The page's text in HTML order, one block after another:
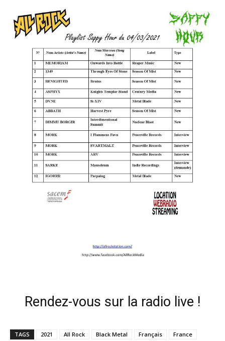
Rendez-vous sur la radio live !
TAGS 2021 All Rock Black Metal Français France